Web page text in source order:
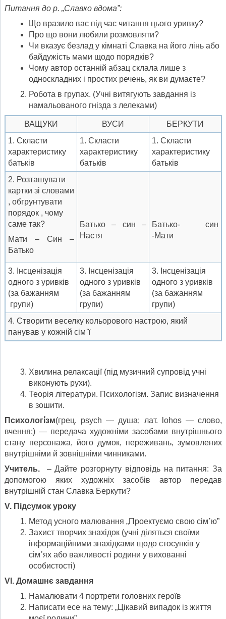
Питання до р. „Славко вдома”:
Що вразило вас під час читання цього уривку?
Про що вони любили розмовляти?
Чи вказує безлад у кімнаті Славка на його лінь або
байдужість мами щодо порядків?
Чому автор останній абзац склала лише з
односкладних і простих речень, як ви думаєте?
Робота в групах. (Учні витягують завдання із
намальованого гнізда з лелеками)
ВАЩУКИ ВУСИ
БЕРКУТИ
1. Скласти
характеристику
батьків
1. Скласти
характеристику
батьків
1. Скласти
характеристику
батьків
2. Розташувати
картки зі словами
, обгрунтувати
порядок , чому
саме так?
Мати – Син –
Батько
Батько – син –
Настя
Батько- син
-Мати
3. Інсценізація
одного з уривків
(за бажанням
групи)
3. Інсценізація
одного з уривків
(за бажанням
групи)
3. Інсценізація
одного з уривків
(за бажанням
групи)
4. Створити веселку кольорового настрою, який
панував у кожній сім᾽ї
Хвилина релаксації (під музичний супровід учні
виконують рухи).
Теорія літератури. Психологізм. Запис визначення
в зошити.
Психологі́зм(грец. psych — душа; лат. lohos — слово,
вчення;) — передача художніми засобами внутрішнього
стану персонажа, його думок, переживань, зумовлених
внутрішніми й зовнішніми чинниками.
Учитель. – Дайте розгорнуту відповідь на питання: За
допомогою яких художніх засобів автор передав
внутрішній стан Славка Беркути?
V. Підсумок уроку
Метод усного малювання „Проектуємо свою сім᾽ю”
Захист творчих знахідок (учні діляться своїми
інформаційними знахідками щодо стосунків у
сім᾽ях або важливості родини у вихованні
особистості)
V . Домашнє завдання
Намалювати 4 портрети головних героїв
Написати есе на тему: „Цікавий випадок із життя